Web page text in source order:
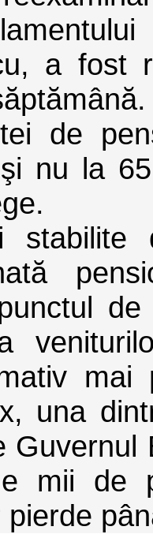
a fost
de
nu la
mai
una
mii de